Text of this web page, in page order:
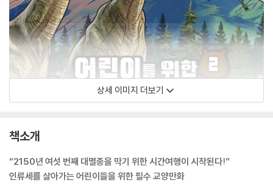
상세 이미지 더보기
책소개
“2150년 여섯 번째 대멸종을 막기 위한 시간여행이 시작된다!”
인류세를 살아가는 어린이들을 위한 필수 교양만화